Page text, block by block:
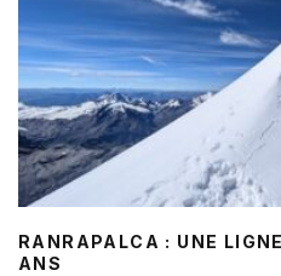
RANRAPALCA : UNE
ANS